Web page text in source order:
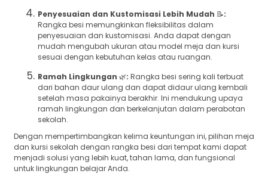
Penyesuaian dan Kustomisasi Lebih Mudah 📝:
Rangka besi memungkinkan fleksibilitas dalam
penyesuaian dan kustomisasi. Anda dapat dengan
mudah mengubah ukuran atau model meja dan kursi
sesuai dengan kebutuhan kelas atau ruangan.
Ramah Lingkungan 🌿: Rangka besi sering kali terbuat
dari bahan daur ulang dan dapat didaur ulang kembali
setelah masa pakainya berakhir. Ini mendukung upaya
ramah lingkungan dan berkelanjutan dalam perabotan
sekolah.
Dengan mempertimbangkan kelima keuntungan ini, pilihan meja
dan kursi sekolah dengan rangka besi dari tempat kami dapat
menjadi solusi yang lebih kuat, tahan lama, dan fungsional
untuk lingkungan belajar Anda.